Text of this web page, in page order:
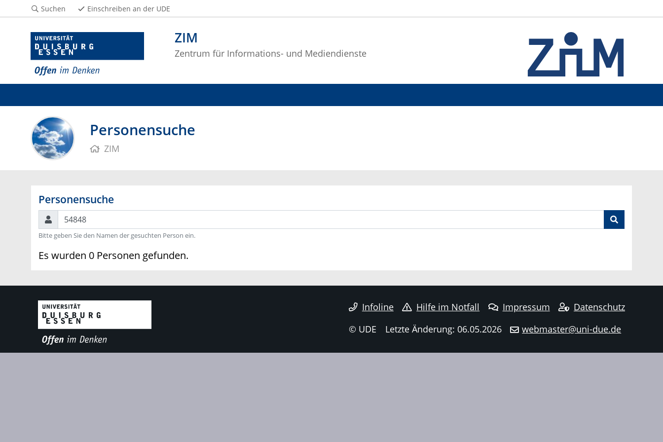
ZIM
Zentrum für Informations- und Mediendienste
Suchen Einschreiben an der UDE
Personensuche
ZIM
Personensuche
Suchen
Bitte geben Sie den Namen der gesuchten Person ein.
Es wurden 0 Personen gefunden.
Infoline Hilfe im Notfall Impressum
Datenschutz
© UDE
Letzte Änderung: 06.05.2026 webmaster@uni-due.de